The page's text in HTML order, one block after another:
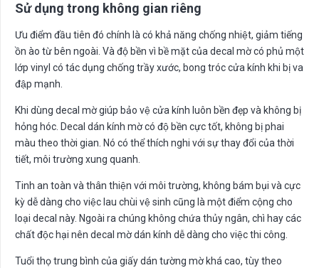
Sử dụng trong không gian riêng
Ưu điểm đầu tiên đó chính là có khả năng chống nhiệt, giảm tiếng
ồn ào từ bên ngoài. Và độ bền vì bề mặt của decal mờ có phủ một
lớp vinyl có tác dụng chống trầy xước, bong tróc cửa kính khi bị va
đập mạnh.
Khi dùng decal mờ giúp bảo vệ cửa kính luôn bền đẹp và không bị
hỏng hóc. Decal dán kính mờ có độ bền cực tốt, không bị phai
màu theo thời gian. Nó có thể thích nghi với sự thay đổi của thời
tiết, môi trường xung quanh.
Tinh an toàn và thân thiện với môi trường, không bám bụi và cực
kỳ dễ dàng cho việc lau chùi vệ sinh cũng là một điểm cộng cho
loại decal này. Ngoài ra chúng không chứa thủy ngân, chì hay các
chất độc hại nên decal mờ dán kính dễ dàng cho việc thi công.
Tuổi thọ trung bình của giấy dán tường mờ khá cao, tùy theo